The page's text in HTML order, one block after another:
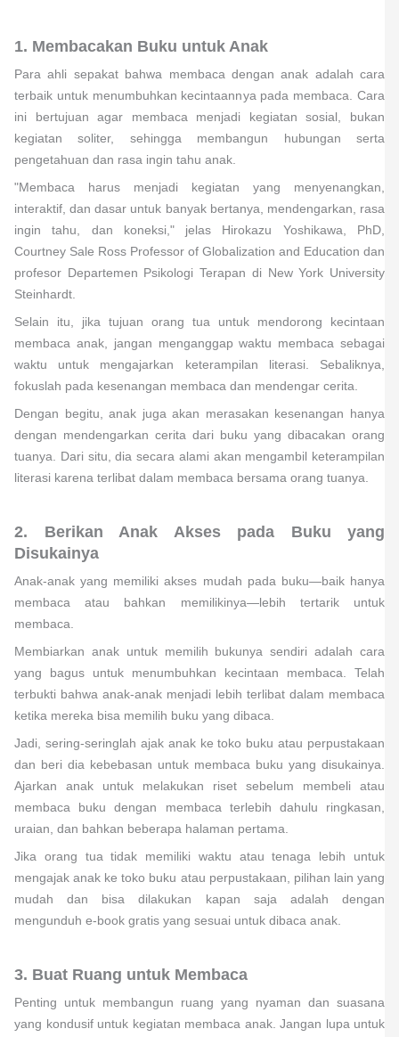
1. Membacakan Buku untuk Anak
Para ahli sepakat bahwa membaca dengan anak adalah cara
terbaik untuk menumbuhkan kecintaannya pada membaca. Cara
ini bertujuan agar membaca menjadi kegiatan sosial, bukan
kegiatan soliter, sehingga membangun hubungan serta
pengetahuan dan rasa ingin tahu anak.
"Membaca harus menjadi kegiatan yang menyenangkan,
interaktif, dan dasar untuk banyak bertanya, mendengarkan, rasa
ingin tahu, dan koneksi," jelas Hirokazu Yoshikawa, PhD,
Courtney Sale Ross Professor of Globalization and Education dan
profesor Departemen Psikologi Terapan di New York University
Steinhardt.
Selain itu, jika tujuan orang tua untuk mendorong kecintaan
membaca anak, jangan menganggap waktu membaca sebagai
waktu untuk mengajarkan keterampilan literasi. Sebaliknya,
fokuslah pada kesenangan membaca dan mendengar cerita.
Dengan begitu, anak juga akan merasakan kesenangan hanya
dengan mendengarkan cerita dari buku yang dibacakan orang
tuanya. Dari situ, dia secara alami akan mengambil keterampilan
literasi karena terlibat dalam membaca bersama orang tuanya.
2. Berikan Anak Akses pada Buku yang
Disukainya
Anak-anak yang memiliki akses mudah pada buku—baik hanya
membaca atau bahkan memilikinya—lebih tertarik untuk
membaca.
Membiarkan anak untuk memilih bukunya sendiri adalah cara
yang bagus untuk menumbuhkan kecintaan membaca. Telah
terbukti bahwa anak-anak menjadi lebih terlibat dalam membaca
ketika mereka bisa memilih buku yang dibaca.
Jadi, sering-seringlah ajak anak ke toko buku atau perpustakaan
dan beri dia kebebasan untuk membaca buku yang disukainya.
Ajarkan anak untuk melakukan riset sebelum membeli atau
membaca buku dengan membaca terlebih dahulu ringkasan,
uraian, dan bahkan beberapa halaman pertama.
Jika orang tua tidak memiliki waktu atau tenaga lebih untuk
mengajak anak ke toko buku atau perpustakaan, pilihan lain yang
mudah dan bisa dilakukan kapan saja adalah dengan
mengunduh e-book gratis yang sesuai untuk dibaca anak.
3. Buat Ruang untuk Membaca
Penting untuk membangun ruang yang nyaman dan suasana
yang kondusif untuk kegiatan membaca anak. Jangan lupa untuk